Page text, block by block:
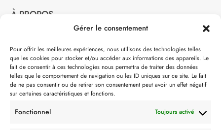
Gérer le consentement
Pour offrir les meilleures expériences, nous utilisons des technologies telles
que les cookies pour stocker et/ou accéder aux informations des appareils. Le
fait de consentir à ces technologies nous permettra de traiter des données
telles que le comportement de navigation ou les ID uniques sur ce site. Le fait
de ne pas consentir ou de retirer son consentement peut avoir un effet négatif
sur certaines caractéristiques et fonctions.
Fonctionnel Toujours activé
À PROPOS
Notre philosophie
Contact
Partenaire de: